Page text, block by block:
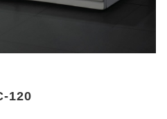
120